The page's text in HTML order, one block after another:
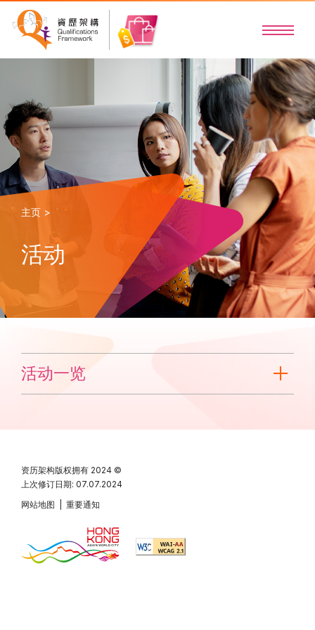
主页 >
活动
活动一览
资历架构版权拥有 2024 ©
上次修订日期: 07.07.2024
网站地图
重要通知